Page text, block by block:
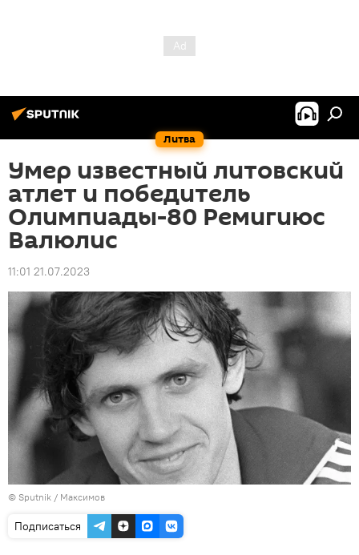
Литва
Умер известный литовский
атлет и победитель
Олимпиады-80 Ремигиюс
Валюлис
11:01 21.07.2023
© Sputnik / Максимов
Подписаться